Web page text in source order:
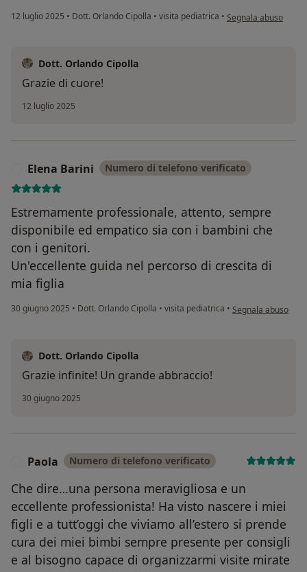
12 luglio 2025 • Dott. Orlando Cipolla • visita pediatrica • secondo l'opinione
Segnala abuso
Dott. Orlando Cipolla
Grazie di cuore!
12 luglio 2025
Elena Barini Numero di telefono verificato
Estremamente professionale, attento, sempre
disponibile ed empatico sia con i bambini che
con i genitori.
Un'eccellente guida nel percorso di crescita di
mia figlia
30 giugno 2025 • Dott. Orlando Cipolla • visita pediatrica • secondo l'opinione
Segnala abuso
Dott. Orlando Cipolla
Grazie infinite! Un grande abbraccio!
30 giugno 2025
Paola Numero di telefono verificato
Che dire…una persona meravigliosa e un
eccellente professionista! Ha visto nascere i miei
figli e a tutt’oggi che viviamo all’estero si prende
cura dei miei bimbi sempre presente per consigli
e al bisogno capace di organizzarmi visite mirate